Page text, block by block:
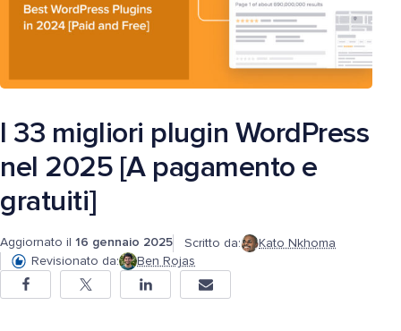
I 33 migliori plugin WordPress
nel 2025 [A pagamento e
gratuiti]
Aggiornato il 16 gennaio 2025 Scritto da:
Kato Nkhoma
Revisionato da:
Ben Rojas